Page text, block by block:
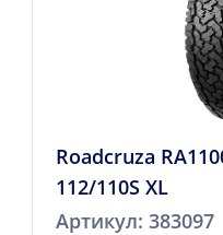
Roadcruza
112/110S XL
Артикул: 383097